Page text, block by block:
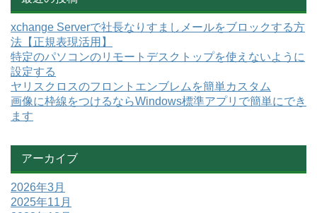
xchange Serverで社長なりすましメールをブロックする方
法【正規表現活用】
特定のパソコンのリモートデスクトップを使えないように
設定する
ヤリスクロスのフロントエンブレムを簡単カスタム
画像に枠線をつけるならWindows標準アプリで簡単にでき
ます
アーカイブ
2026年3月
2025年11月